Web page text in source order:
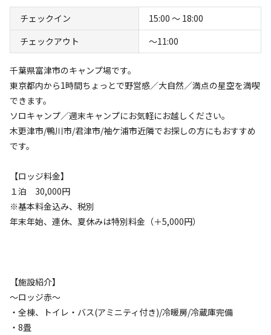
チェックイン
15:00 〜 18:00
チェックアウト
〜11:00
千葉県富津市のキャンプ場です。
東京都内から1時間ちょっとで野営感／大自然／満点の星空を満喫
できます。
ソロキャンプ／週末キャンプにお気軽にお越しください。
木更津市/鴨川市/君津市/袖ケ浦市近隣でお探しの方にもおすすめ
です。
【ロッジ料金】
１泊 30,000円
※基本料金込み、税別
年末年始、連休、夏休みは特別料金（＋5,000円）
【施設紹介】
～ロッジ赤～
・全棟、トイレ・バス(アミニティ付き)/冷暖房/冷蔵庫完備
・8畳
空き状況検索
利用タイプ
宿泊 日帰り
チェックイン
利用人数
検索対象
キャンプサイト（6件）